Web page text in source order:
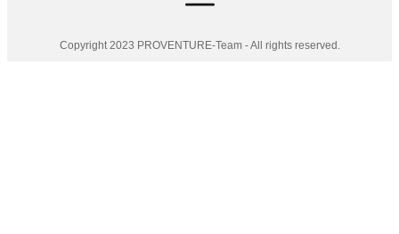
Copyright 2023 PROVENTURE-Team - All rights reserved.